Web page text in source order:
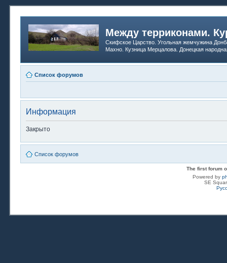
Между терриконами.
Скифское Царство. Угольная жемчужина
Махно. Кузница Мерцалова. Донецкая
Список форумов
Информация
Закрыто
Список форумов
The first forum
Powered by
SE